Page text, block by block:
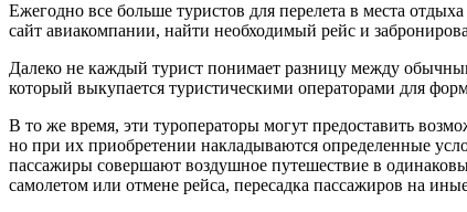
Ежегодно все больше туристов для перелета в места
сайт авиакомпании, найти необходимый рейс и
Далеко не каждый турист понимает разницу между
который выкупается туристическими операторами для
В то же время, эти туроператоры могут предоставить
но при их приобретении накладываются определенные
пассажиры совершают воздушное путешествие в
самолетом или отмене рейса, пересадка пассажиров на